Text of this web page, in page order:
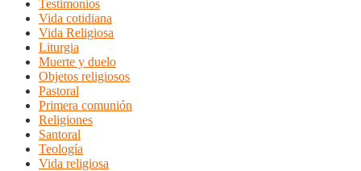
Testimonios
Vida cotidiana
Vida Religiosa
Liturgia
Muerte y duelo
Objetos religiosos
Pastoral
Primera comunión
Religiones
Santoral
Teología
Vida religiosa